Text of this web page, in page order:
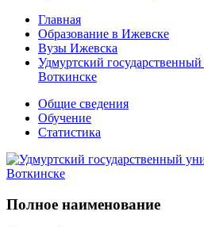
Главная
Образование в Ижевске
Вузы Ижевска
Удмуртский
Воткинске
Общие сведения
Обучение
Статистика
Полное наименование